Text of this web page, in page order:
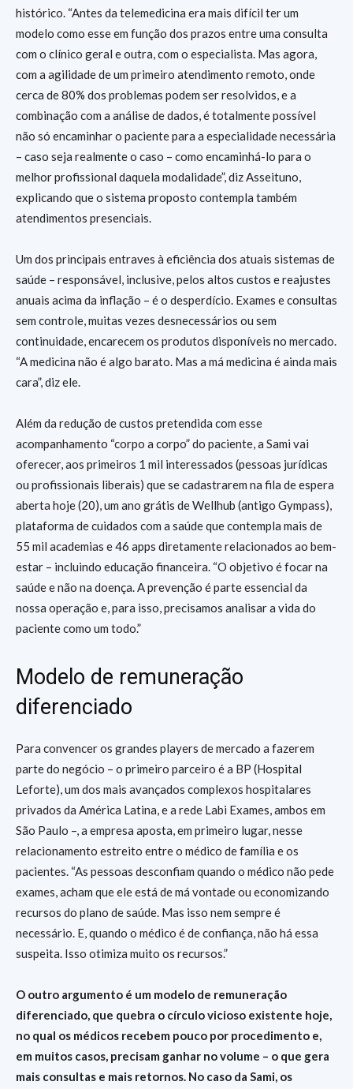
histórico. “Antes da telemedicina era mais difícil ter um
modelo como esse em função dos prazos entre uma consulta
com o clínico geral e outra, com o especialista. Mas agora,
com a agilidade de um primeiro atendimento remoto, onde
cerca de 80% dos problemas podem ser resolvidos, e a
combinação com a análise de dados, é totalmente possível
não só encaminhar o paciente para a especialidade necessária
– caso seja realmente o caso – como encaminhá-lo para o
melhor profissional daquela modalidade”, diz Asseituno,
explicando que o sistema proposto contempla também
atendimentos presenciais.
Um dos principais entraves à eficiência dos atuais sistemas de
saúde – responsável, inclusive, pelos altos custos e reajustes
anuais acima da inflação – é o desperdício. Exames e consultas
sem controle, muitas vezes desnecessários ou sem
continuidade, encarecem os produtos disponíveis no mercado.
“A medicina não é algo barato. Mas a má medicina é ainda mais
cara”, diz ele.
Além da redução de custos pretendida com esse
acompanhamento “corpo a corpo” do paciente, a Sami vai
oferecer, aos primeiros 1 mil interessados (pessoas jurídicas
ou profissionais liberais) que se cadastrarem na fila de espera
aberta hoje (20), um ano grátis de Wellhub (antigo Gympass),
plataforma de cuidados com a saúde que contempla mais de
55 mil academias e 46 apps diretamente relacionados ao bem-
estar – incluindo educação financeira. “O objetivo é focar na
saúde e não na doença. A prevenção é parte essencial da
nossa operação e, para isso, precisamos analisar a vida do
paciente como um todo.”
Modelo de remuneração
diferenciado
Para convencer os grandes players de mercado a fazerem
parte do negócio – o primeiro parceiro é a BP (Hospital
Leforte), um dos mais avançados complexos hospitalares
privados da América Latina, e a rede Labi Exames, ambos em
São Paulo –, a empresa aposta, em primeiro lugar, nesse
relacionamento estreito entre o médico de família e os
pacientes. “As pessoas desconfiam quando o médico não pede
exames, acham que ele está de má vontade ou economizando
recursos do plano de saúde. Mas isso nem sempre é
necessário. E, quando o médico é de confiança, não há essa
suspeita. Isso otimiza muito os recursos.”
O outro argumento é um modelo de remuneração
diferenciado, que quebra o círculo vicioso existente hoje,
no qual os médicos recebem pouco por procedimento e,
em muitos casos, precisam ganhar no volume – o que gera
mais consultas e mais retornos. No caso da Sami, os